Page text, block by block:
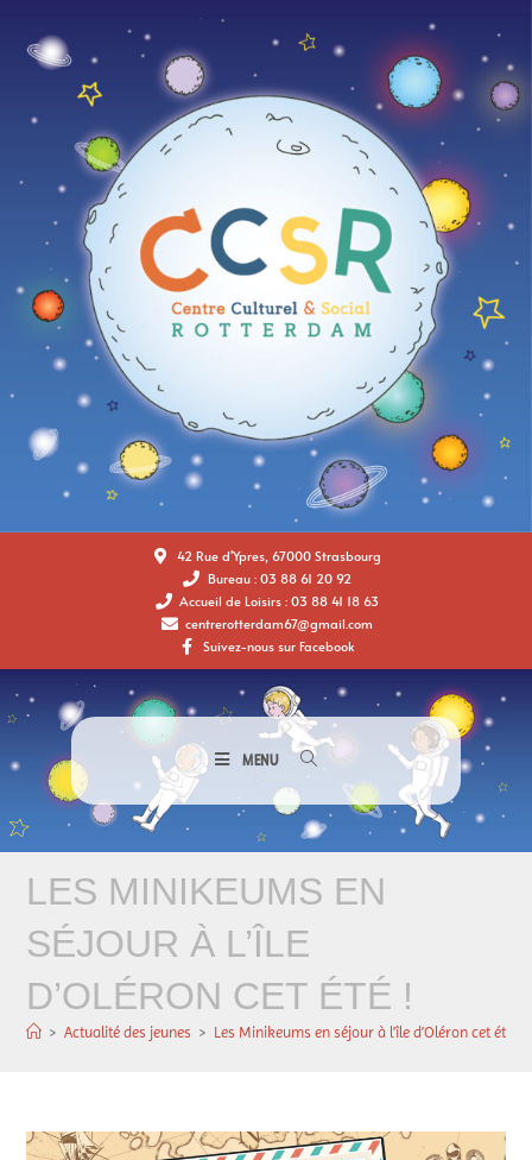
42 Rue d'Ypres, 67000 Strasbourg
Bureau : 03 88 61 20 92
Accueil de Loisirs : 03 88 41 18 63
centrerotterdam67@gmail.com
Suivez-nous sur Facebook
MENU
LES MINIKEUMS EN
SÉJOUR À L’ÎLE
D’OLÉRON CET ÉTÉ !
> Actualité des jeunes > Les Minikeums en séjour à l’île d’Oléron cet été !